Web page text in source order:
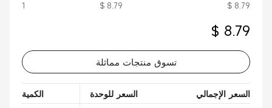
1
$ 8.79
$ 8.79
$ 8.79
تسوق منتجات مماثلة
الكمية السعر للوحدة السعر الإجمالي